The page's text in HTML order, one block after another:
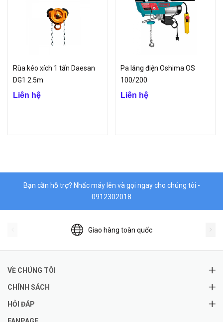
Rùa kéo xích 1 tấn Daesan
DG1 2.5m
Liên hệ
Pa lăng điện Oshima OS
100/200
Liên hệ
Bạn cần hỗ trợ? Nhấc máy lên và gọi ngay cho chúng tôi -
0912302018
Giao hàng toàn quốc
VỀ CHÚNG TÔI
CHÍNH SÁCH
HỎI ĐÁP